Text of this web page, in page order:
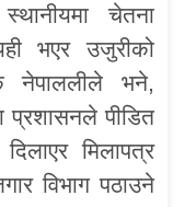
चेतना
भएर उजुरीको
नेपाललीले भने,
प्रशासनले पीडित
दिलाएर मिलापत्र
विभाग पठाउने